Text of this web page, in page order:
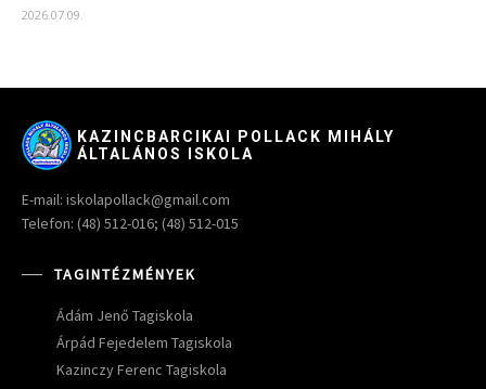
2026.07.09.
KAZINCBARCIKAI POLLACK MIHÁLY
ÁLTALÁNOS ISKOLA
E-mail: iskolapollack@gmail.com
Telefon: (48) 512-016; (48) 512-015
TAGINTÉZMÉNYEK
Ádám Jenő Tagiskola
Árpád Fejedelem Tagiskola
Kazinczy Ferenc Tagiskola